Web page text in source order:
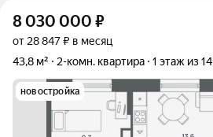
8 030 000 ₽
от 28 847 ₽ в месяц
43,8 м²
2-комн. квартира 1 этаж из 14
новостройка